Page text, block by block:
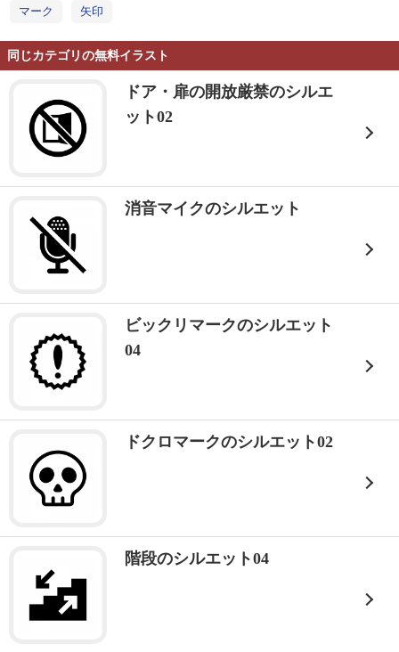
マーク 矢印
同じカテゴリの無料イラスト
ドア・扉の開放厳禁のシルエ
ット02
消音マイクのシルエット
ビックリマークのシルエット
04
ドクロマークのシルエット02
階段のシルエット04